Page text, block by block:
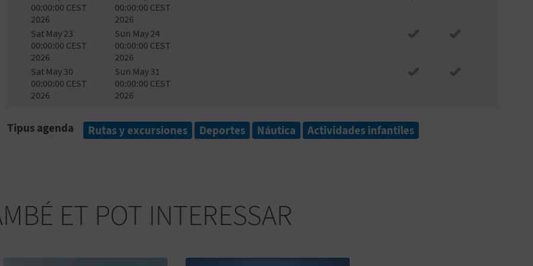
00:00:00 CEST
2026
00:00:00 CEST
2026
Sat May 23
00:00:00 CEST
2026
Sun May 24
00:00:00 CEST
2026
Sat May 30
00:00:00 CEST
2026
Sun May 31
00:00:00 CEST
2026
Tipus agenda Rutas y excursiones Deportes Náutica Actividades infantiles
ET POT INTERESSAR